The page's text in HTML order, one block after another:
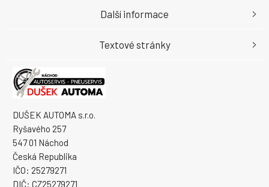
DUŠEK AUTOMA s.r.o.
Ryšavého 257
547 01 Náchod
Česká Republika
IČO: 25279271
DIČ: CZ25279271
Další informace
Textové stránky